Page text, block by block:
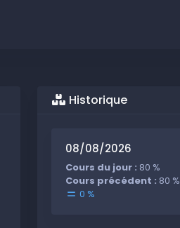
Historique
08/08/2026
Cours du jour : 80 %
Cours précédent : 80 %
0 %